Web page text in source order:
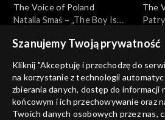
The Voice of Poland
Natalia Smaś – „The Boy Is
Przesłuchania w ciemno, 21
The
„The
The Voice of Poland
The
Szanujemy Twoją prywatność
Kliknij "Akceptuję i przechodzę do
na korzystanie z technologii
zbierania danych, dostęp do informacji
końcowym i ich przechowywanie oraz
Twoich danych osobowych przez nas,